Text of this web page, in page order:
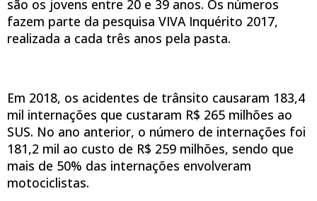
são os jovens entre 20 e 39 anos. Os números
fazem parte da pesquisa VIVA Inquérito 2017,
realizada a cada três anos pela pasta.
Em 2018, os acidentes de trânsito causaram 183,4
mil internações que custaram R$ 265 milhões ao
SUS. No ano anterior, o número de internações foi
181,2 mil ao custo de R$ 259 milhões, sendo que
mais de 50% das internações envolveram
motociclistas.